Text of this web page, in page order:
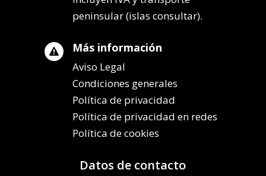
peninsular (islas consultar).
 Más información
Aviso Legal
Condiciones generales
Política de privacidad
Política de privacidad en redes
Política de cookies
Datos de contacto